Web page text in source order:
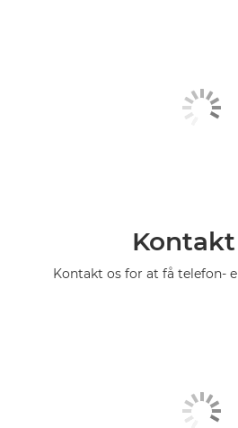
Kontakt os for at få telefon-